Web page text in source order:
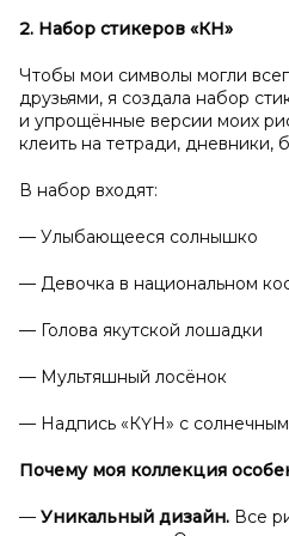
2. Набор стикеров «КҮН»
Чтобы мои символы могли
друзьями, я создала набор
и упрощённые версии моих
клеить на тетради, дневники,
В набор входят:
— Улыбающееся солнышко
— Девочка в национальном
— Голова якутской лошадки
— Мультяшный лосёнок
— Надпись «КҮН» с
Почему моя коллекция
— Уникальный дизайн. Все